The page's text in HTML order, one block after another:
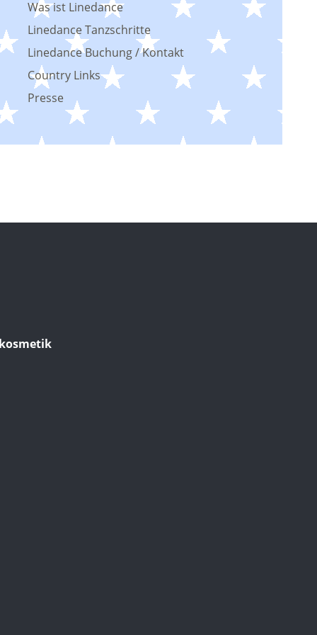
Was ist Linedance
Linedance Tanzschritte
Linedance Buchung / Kontakt
Country Links
Presse